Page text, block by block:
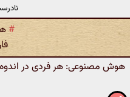
#
هوش مصنوعی: هر فردی در اندوه